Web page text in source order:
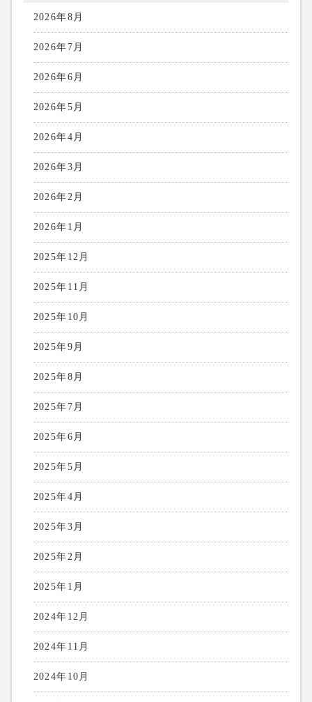
2026年8月
2026年7月
2026年6月
2026年5月
2026年4月
2026年3月
2026年2月
2026年1月
2025年12月
2025年11月
2025年10月
2025年9月
2025年8月
2025年7月
2025年6月
2025年5月
2025年4月
2025年3月
2025年2月
2025年1月
2024年12月
2024年11月
2024年10月